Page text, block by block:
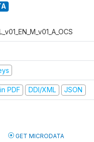
PDF DDI/XML JSON
GET MICRODATA